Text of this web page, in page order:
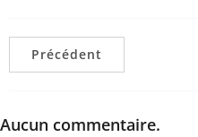
Précédent
Aucun commentaire.